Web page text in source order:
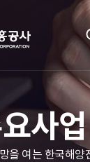
사업
을 여는 한국해양